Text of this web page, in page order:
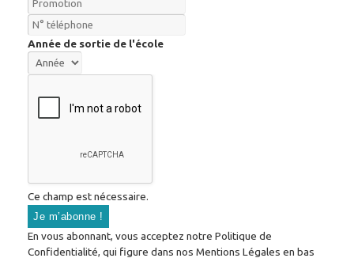
Année de sortie de l'école
Ce champ est nécessaire.
En vous abonnant, vous acceptez notre Politique de
Confidentialité, qui figure dans nos Mentions Légales en bas